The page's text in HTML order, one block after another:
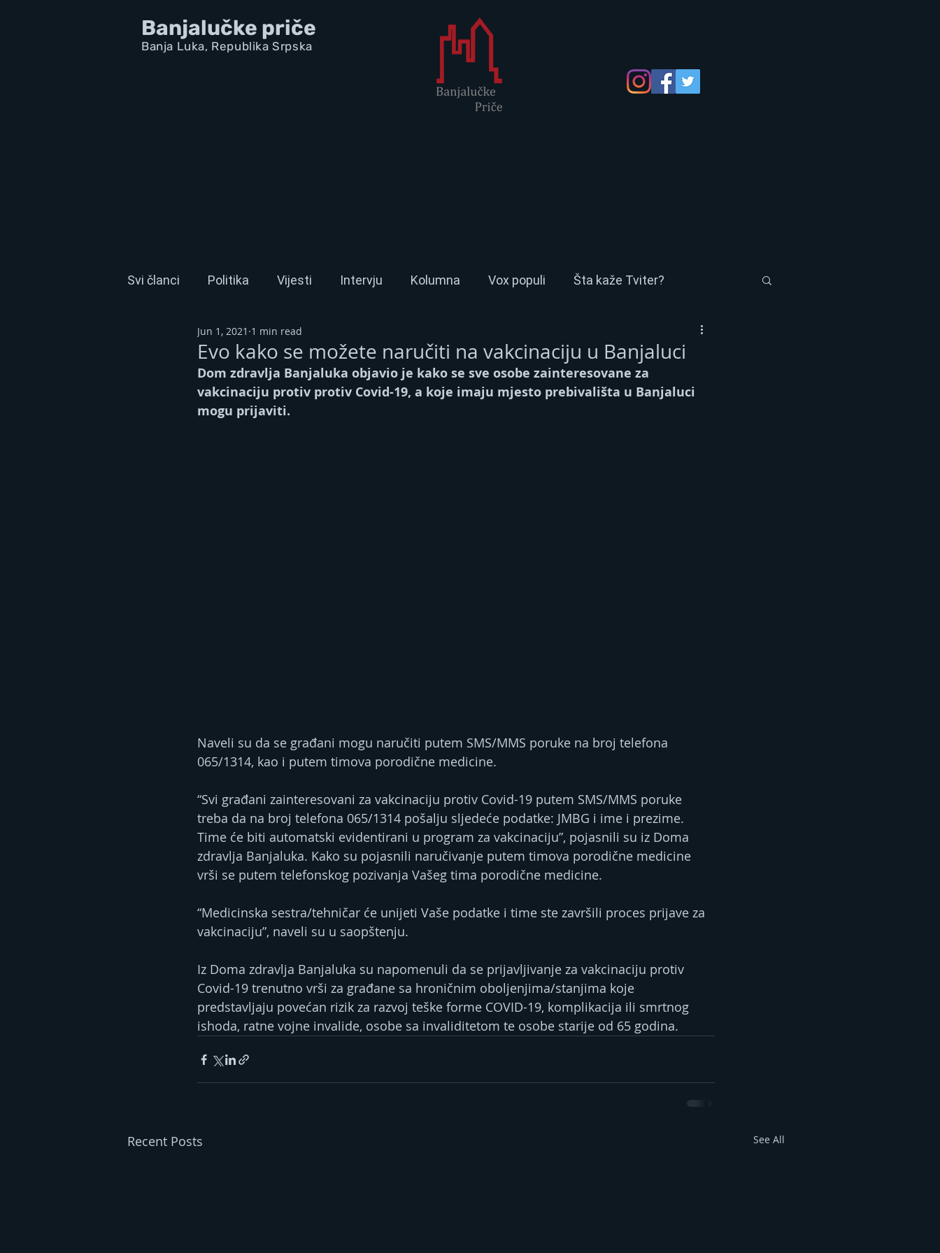
Banjalučke priče
Banja Luka, Republika Srpska
Svi članci Politika Vijesti Intervju Kolumna Vox populi Šta kaže Tviter?
Evo kako se možete naručiti na vakcinaciju u Banjaluci
Jun 1, 2021 1 min read
Dom zdravlja Banjaluka objavio je kako se sve osobe zainteresovane za
vakcinaciju protiv protiv Covid-19, a koje imaju mjesto prebivališta u Banjaluci
mogu prijaviti.
Naveli su da se građani mogu naručiti putem SMS/MMS poruke na broj telefona
065/1314, kao i putem timova porodične medicine.
“Svi građani zainteresovani za vakcinaciju protiv Covid-19 putem SMS/MMS poruke
treba da na broj telefona 065/1314 pošalju sljedeće podatke: JMBG i ime i prezime.
Time će biti automatski evidentirani u program za vakcinaciju”, pojasnili su iz Doma
zdravlja Banjaluka. Kako su pojasnili naručivanje putem timova porodične medicine
vrši se putem telefonskog pozivanja Vašeg tima porodične medicine.
“Medicinska sestra/tehničar će unijeti Vaše podatke i time ste završili proces prijave za
vakcinaciju”, naveli su u saopštenju.
Iz Doma zdravlja Banjaluka su napomenuli da se prijavljivanje za vakcinaciju protiv
Covid-19 trenutno vrši za građane sa hroničnim oboljenjima/stanjima koje
predstavljaju povećan rizik za razvoj teške forme COVID-19, komplikacija ili smrtnog
ishoda, ratne vojne invalide, osobe sa invaliditetom te osobe starije od 65 godina.
Recent Posts See All